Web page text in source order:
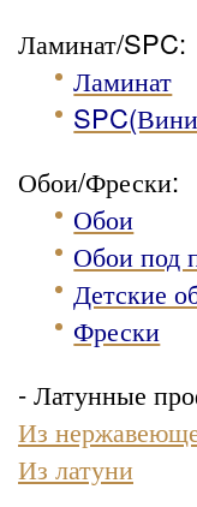
Ламинат/SPC:
Ламинат
Обои/Фрески:
Обои
Обои под
Детские
Фрески
- Латунные
Из
Из латуни